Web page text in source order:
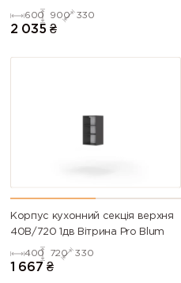
600 900 330
2 035 ₴
Корпус кухонний секцiя верхня
40В/720 1дв Вітрина Pro Blum
400 720 330
1 667 ₴